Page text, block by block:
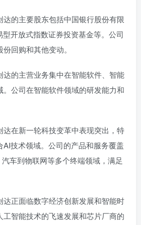
达的主要股东包括中国银行股份有限
开放式指数证券投资基金等。公司
回购和其他变动。
达的主营业务集中在智能软件、智能
公司在智能软件领域的研发能力和
达在新一轮科技变革中表现突出，特
AI技术领域。公司的产品和服务覆盖
车到物联网等多个终端领域，满足
达正面临数字经济创新发展和智能时
智能技术的飞速发展和芯片厂商的